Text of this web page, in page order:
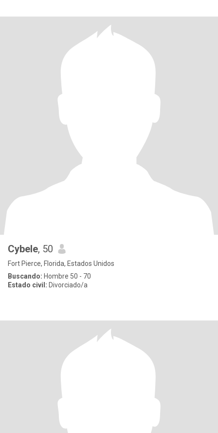
Cybele, 50
Fort Pierce, Florida, Estados Unidos
Buscando: Hombre 50 - 70
Estado civil: Divorciado/a